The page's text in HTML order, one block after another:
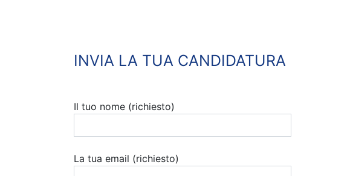
INVIA LA TUA CANDIDATURA
Il tuo nome (richiesto)
La tua email (richiesto)